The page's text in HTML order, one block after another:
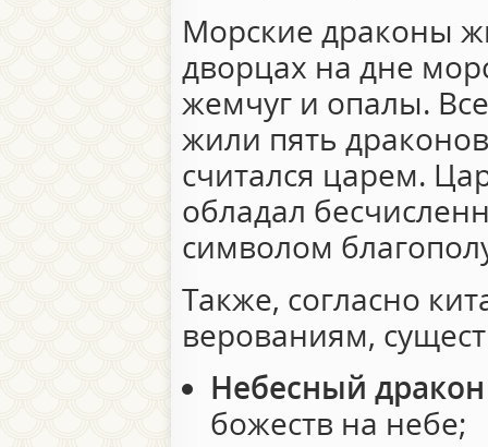
Морские драконы
дворцах на дне
жемчуг и опалы.
жили пять
считался царем.
обладал
символом
Также, согласно
верованиям,
Небесный дракон
божеств на небе;